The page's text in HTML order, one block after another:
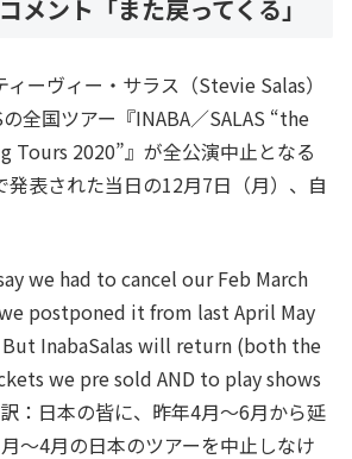
メント「また戻ってくる」
ーヴィー・サラス（Stevie Salas）
全国ツアー『INABA／SALAS “the
Tours 2020”』が全公演中止となる
発表された当日の12月7日（月）、自
we had to cancel our Feb March
postponed it from last April May
But InabaSalas will return (both the
we pre sold AND to play shows
：日本の皆に、昨年4月～6月から延
～4月の日本のツアーを中止しなけ